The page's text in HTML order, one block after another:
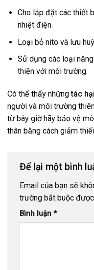
Cho lắp đặt các thiết
nhiệt điện.
Loại bỏ nito và lưu
Sử dụng các loại
thiện với môi trường.
Có thể thấy nhữngtác
người và môi trường
từ bây giờ hãy bảo vệ
thân bằng cách giảm
Để lại một bình
Email của bạn sẽ
trường bắt buộc
Bình luận *